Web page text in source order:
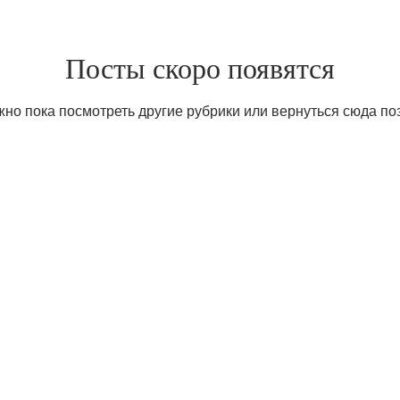
Посты скоро появятся
пока посмотреть другие рубрики или вернуться сюда